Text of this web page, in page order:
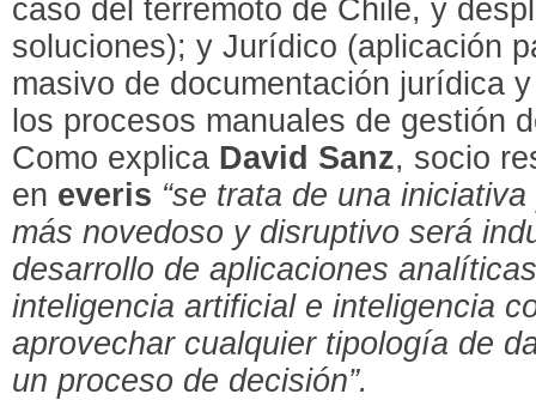
caso del terremoto de Chile, y
soluciones); y Jurídico (aplicación
masivo de documentación jurídica
los procesos manuales de gestión
Como explica David Sanz, socio
en everis “se trata de una
más novedoso y disruptivo será
desarrollo de aplicaciones
inteligencia artificial e inteligencia
aprovechar cualquier tipología de
un proceso de decisión”.